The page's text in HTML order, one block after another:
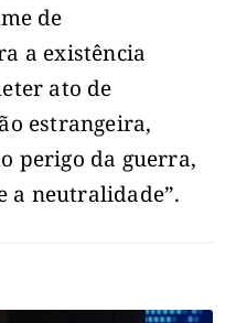
de
a existência
ato de
estrangeira,
perigo da guerra,
a neutralidade”.